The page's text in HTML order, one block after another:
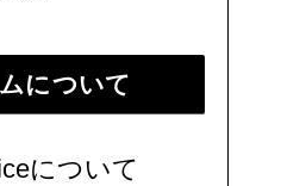
について
について